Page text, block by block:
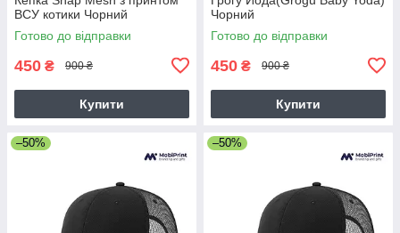
ВСУ котики Чорний
Готово до відправки
450 ₴ 900 ₴
Купити
Чорний
Готово до відправки
450 ₴ 900 ₴
Купити
–50% –50%